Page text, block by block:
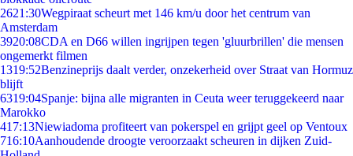
2621:30Wegpiraat scheurt met 146 km/u door het centrum van
Amsterdam
3920:08CDA en D66 willen ingrijpen tegen 'gluurbrillen' die mensen
ongemerkt filmen
1319:52Benzineprijs daalt verder, onzekerheid over Straat van Hormuz
blijft
6319:04Spanje: bijna alle migranten in Ceuta weer teruggekeerd naar
Marokko
417:13Niewiadoma profiteert van pokerspel en grijpt geel op Ventoux
716:10Aanhoudende droogte veroorzaakt scheuren in dijken Zuid-